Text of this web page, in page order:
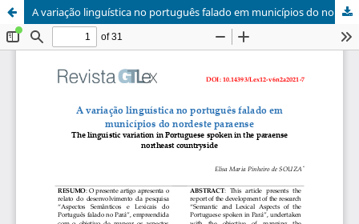
A variação linguística no português falado em municípios do nordeste paraense